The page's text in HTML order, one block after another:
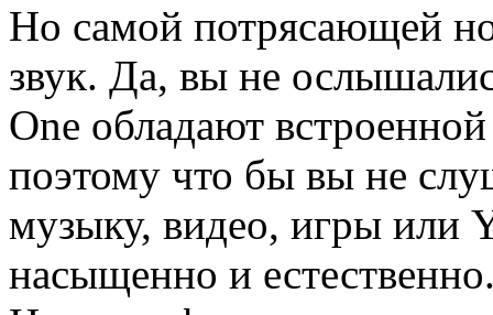
Но самой потрясающей
звук. Да, вы не
One обладают
поэтому что бы вы не
музыку, видео, игры или
насыщенно и